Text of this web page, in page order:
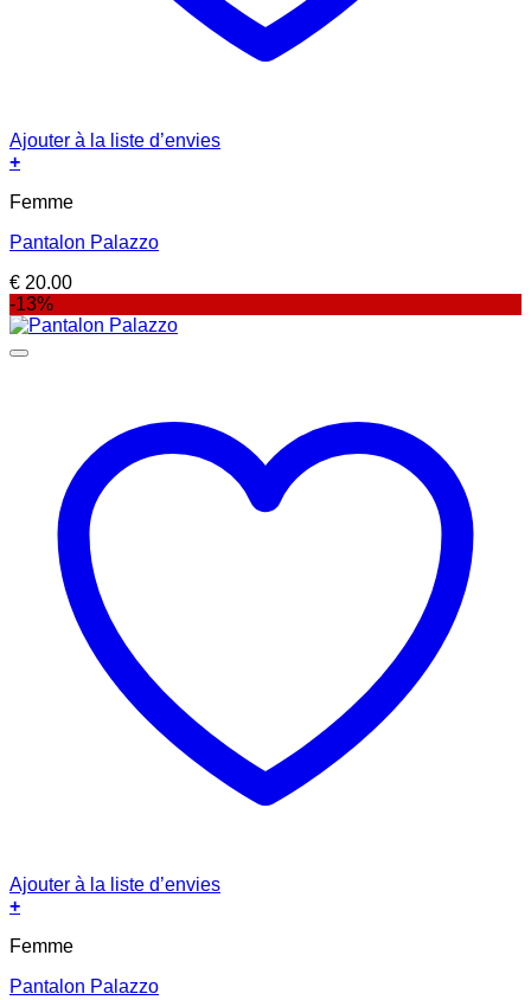
Ajouter à la liste d’envies
+
Femme
Pantalon Palazzo
€ 20.00
-13%
Ajouter à la liste d’envies
+
Femme
Pantalon Palazzo